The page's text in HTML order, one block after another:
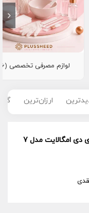
لوازم مصرفی تخصصی (16)
ارزان‌ترین
دستگاه تونلی ال ای دی امگالایت مدل 7